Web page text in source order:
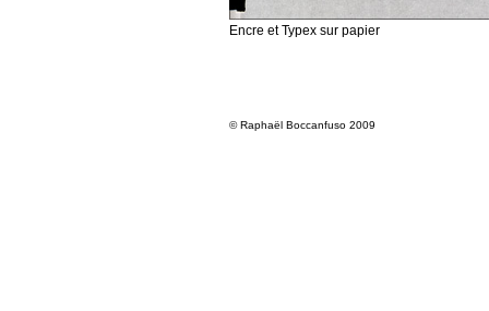
Encre et Typex sur papier
© Raphaël Boccanfuso 2009